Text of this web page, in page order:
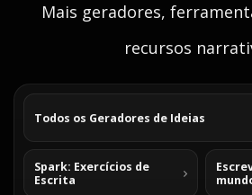
Mais geradores,
recursos
Todos os Geradores de Ideias
Spark: Exercícios de
Escrita